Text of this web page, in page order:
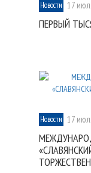
Новости 17
ПЕРВЫЙ
Новости 17